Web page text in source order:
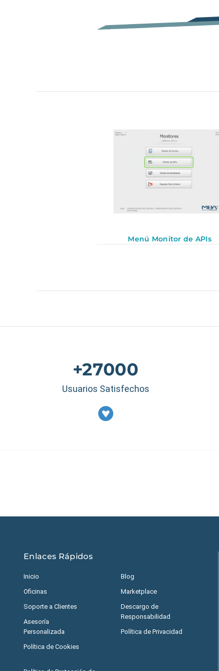
Menú Monitor de APIs
+27000
Usuarios Satisfechos
Enlaces Rápidos
Inicio
Oficinas
Soporte a Clientes
Asesoría
Personalizada
Política de Cookies
Blog
Marketplace
Descargo de
Responsabilidad
Política de Privacidad